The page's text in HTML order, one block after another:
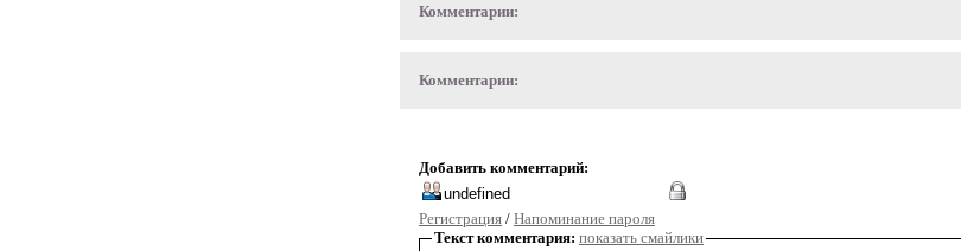
Комментарии:
Комментарии:
Добавить комментарий:
Регистрация / Напоминание пароля
Текст комментария: показать смайлики